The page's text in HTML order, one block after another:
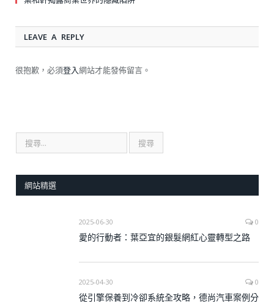
LEAVE A REPLY
很抱歉，必須登入網站才能發佈留言。
網站精選
2025-06-30 0
愛的行動者：葉亞宜的銀髮網紅心靈轉型之路
2025-04-30 0
從引擎保養到冷卻系統全攻略，德尚汽車案例分